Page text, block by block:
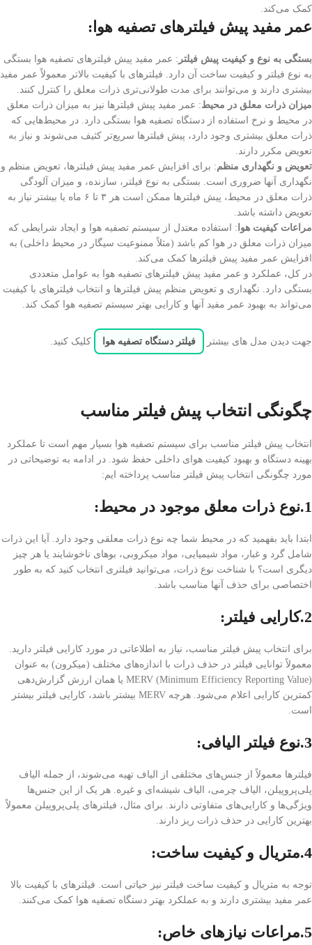
کمک می‌کند.
عمر مفید پیش فیلترهای تصفیه هوا:
بستگی به نوع و کیفیت پیش فیلتر : عمر مفید پیش فیلترهای تصفیه هوا بستگی
به نوع فیلتر و کیفیت ساخت آن دارد. فیلترهای با کیفیت بالاتر معمولاً عمر مفید
بیشتری دارند و می‌توانند برای مدت طولانی‌تری ذرات معلق را کنترل کنند.
میزان ذرات معلق در محیط: عمر مفید پیش فیلترها نیز به میزان ذرات معلق
در محیط و نرخ استفاده از دستگاه تصفیه هوا بستگی دارد. در محیط‌هایی که
ذرات معلق بیشتری وجود دارد، پیش فیلترها سریع‌تر کثیف می‌شوند و نیاز به
تعویض مکرر دارند.
تعویض و نگهداری منظم: برای افزایش عمر مفید پیش فیلترها، تعویض منظم و
نگهداری آنها ضروری است. بستگی به نوع فیلتر، سازنده، و میزان آلودگی
ذرات معلق در محیط، پیش فیلترها ممکن است هر ۳ تا ۶ ماه یا بیشتر نیاز به
تعویض داشته باشد.
مراعات کیفیت هوا : استفاده معتدل از سیستم تصفیه هوا و ایجاد شرایطی که
میزان ذرات معلق در هوا کم باشد (مثلاً ممنوعیت سیگار در محیط داخلی) به
افزایش عمر مفید پیش فیلترها کمک می‌کند.
در کل، عملکرد و عمر مفید پیش فیلترهای تصفیه هوا به عوامل متعددی
بستگی دارد. نگهداری و تعویض منظم پیش فیلترها و انتخاب فیلترهای با کیفیت
می‌تواند به بهبود عمر مفید آنها و کارایی بهتر سیستم تصفیه هوا کمک کند.
جهت دیدن مدل های بیشتر فیلتر دستگاه تصفیه هوا کلیک کنید.
چگونگی انتخاب پیش فیلتر مناسب
انتخاب پیش فیلتر مناسب برای سیستم تصفیه هوا بسیار مهم است تا عملکرد
بهینه دستگاه و بهبود کیفیت هوای داخلی حفظ شود. در ادامه به توضیحاتی در
مورد چگونگی انتخاب پیش فیلتر مناسب پرداخته ایم:
1.نوع ذرات معلق موجود در محیط :
ابتدا باید بفهمید که در محیط شما چه نوع ذرات معلقی وجود دارد. آیا این ذرات
شامل گرد و غبار، مواد شیمیایی، مواد میکروبی، بوهای ناخوشایند یا هر چیز
دیگری است؟ با شناخت نوع ذرات، می‌توانید فیلتری انتخاب کنید که به طور
اختصاصی برای حذف آنها مناسب باشد.
2.کارایی فیلتر :
برای انتخاب پیش فیلتر مناسب، نیاز به اطلاعاتی در مورد کارایی فیلتر دارید.
معمولاً توانایی فیلتر در حذف ذرات با اندازه‌های مختلف (میکرون) به عنوان
MERV (Minimum Efficiency Reporting Value) یا همان ارزش گزارش‌دهی
کمترین کارایی اعلام می‌شود. هرچه MERV بیشتر باشد، کارایی فیلتر بیشتر
است.
3.نوع فیلتر الیافی :
فیلترها معمولاً از جنس‌های مختلفی از الیاف تهیه می‌شوند، از جمله الیاف
پلی‌پروپیلن، الیاف چرمی، الیاف شیشه‌ای و غیره. هر یک از این جنس‌ها
ویژگی‌ها و کارایی‌های متفاوتی دارند. برای مثال، فیلترهای پلی‌پروپیلن معمولاً
بهترین کارایی در حذف ذرات ریز دارند.
4.متریال و کیفیت ساخت :
توجه به متریال و کیفیت ساخت فیلتر نیز حیاتی است. فیلترهای با کیفیت بالا
عمر مفید بیشتری دارند و به عملکرد بهتر دستگاه تصفیه هوا کمک می‌کنند.
5.مراعات نیازهای خاص :